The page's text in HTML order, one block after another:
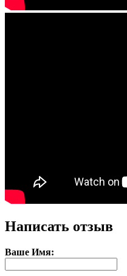
Написать отзыв
Ваше Имя: